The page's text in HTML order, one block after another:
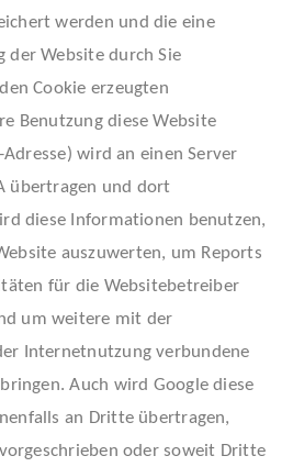
werden und die eine
der Website durch Sie
Cookie erzeugten
Benutzung diese Website
wird an einen Server
übertragen und dort
diese Informationen benutzen,
auszuwerten, um Reports
für die Websitebetreiber
um weitere mit der
Internetnutzung verbundene
Auch wird Google diese
an Dritte übertragen,
oder soweit Dritte